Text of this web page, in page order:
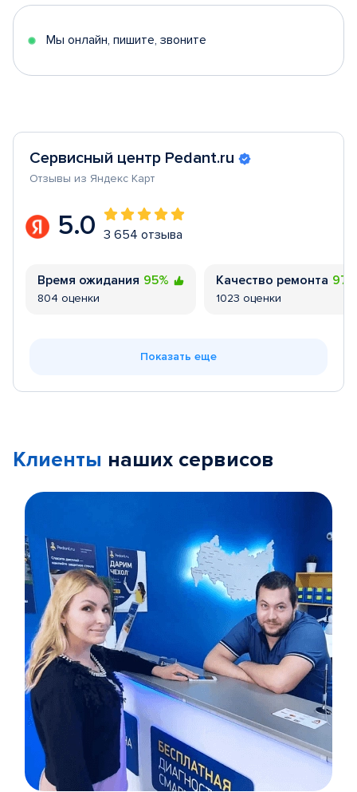
5
Мы онлайн, пишите, звоните
Сервисный центр Pedant.ru
Отзывы из Яндекс Карт
5.0 3 654 отзыва
Время ожидания 95%
804 оценки
Качество ремонта
1023 оценки
Показать еще
Клиенты наших сервисов